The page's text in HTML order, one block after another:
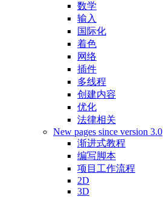
数学
输入
国际化
着色
网络
插件
多线程
创建内容
优化
法律相关
New pages since version 3.0
渐进式教程
编写脚本
项目工作流程
2D
3D